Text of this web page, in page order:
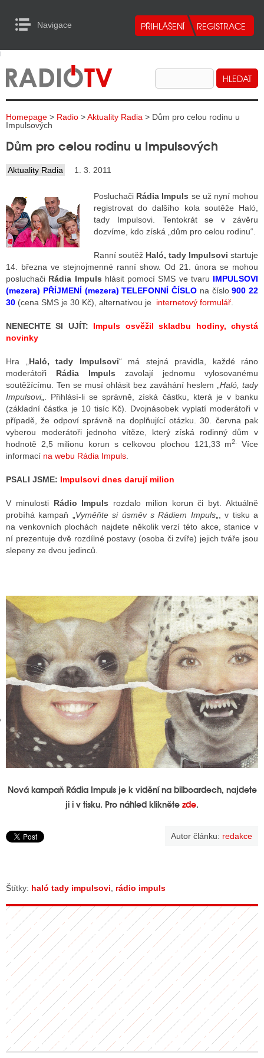
Navigace
RADIA
TELEVIZE
INTERNET
TISK
RÁDIÍ
RÁDIÍ
TELEVIZE
TELEVIZÍ
INTERNET
RÁDIA
STRÁNKY RÁDIÍ
STRÁNKY TV
TISK
BLOGERA
DISKUTÉRA NA RADIOTV
STARŠÍCH DISKUZÍ
to Content
Homepage > Radio >Aktuality Radia > Dům pro celou rodinu u
Impulsových
Dům pro celou rodinu u Impulsových
Aktuality Radia 1. 3. 2011
Posluchači Rádia Impuls se už nyní mohou
registrovat do dalšího kola soutěže Haló,
tady Impulsovi. Tentokrát se v závěru
dozvíme, kdo získá „dům pro celou rodinu“.
Ranní soutěž Haló, tady Impulsovi startuje
14. března ve stejnojmenné ranní show. Od 21. února se mohou
posluchači Rádia Impuls hlásit pomocí SMS ve tvaru IMPULSOVI
(mezera) PŘÍJMENÍ (mezera) TELEFONNÍ ČÍSLO na číslo900 22
30 (cena SMS je 30 Kč), alternativou je internetový formulář
NENECHTE SI UJÍT: Impuls osvěžil skladbu hodiny, chystá
novinky
Hra „ Haló, tady Impulsovi“ má stejná pravidla, každé ráno
moderátoři Rádia Impuls zavolají jednomu vylosovanému
soutěžícímu. Ten se musí ohlásit bez zaváhání heslem „ Haló, tady
Impulsovi„. Přihlásí-li se správně, získá částku, která je v banku
(základní částka je 10 tisíc Kč). Dvojnásobek vyplatí moderátoři v
případě, že odpoví správně na doplňující otázku. 30. června pak
vyberou moderátoři jednoho vítěze, který získá rodinný dům v
hodnotě 2,5 milionu korun s celkovou plochou 121,33 m2.
Více
informací na webu Rádia Impuls
PSALI JSME: Impulsovi dnes darují milion
V minulosti Rádio Impuls rozdalo milion korun či byt. Aktuálně
probíhá kampaň „ Vyměňte si úsměv s Rádiem Impuls„, v tisku a
na venkovních plochách najdete několik verzí této akce, stanice v
ní prezentuje dvě rozdílné postavy (osoba či zvíře) jejich tváře jsou
slepeny ze dvou jedinců.
Nová kampaň Rádia Impuls je k vidění na bilboardech, najdete
ji i v tisku. Pro náhled kliknětezde.
Autor článku: redakce
Štítky: haló tady impulsovi, rádio impuls